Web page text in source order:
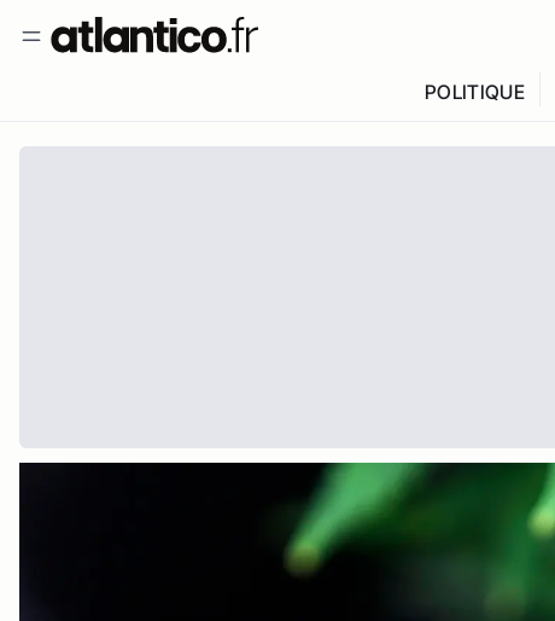
POLITIQUE